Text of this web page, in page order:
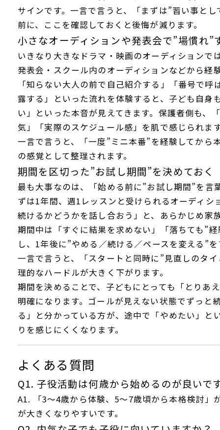
サインです。一言で言うと、「まずは”習い事と
前に、ここを確認しておくと後悔が減ります。
小さなオーディションや発表会で”場慣れ”
いきなり大きなドラマ・映画のオーディションで
発表会・スクール内のオーディションなどから経
「知らない大人の前で自己紹介する」「番号で
露する」といった流れを体験すると、子ども自身
い」といった本音が見えてきます。保護者側も、
気」「実際のスケジュール感」を肌で感じられま
一言で言うと、「一度”ミニ本番”を経験してから
の感覚として整理されます。
期間を区切った”お試し期間”を決めておく
最も大事なのは、「始める前に”お試し期間”を言
ずは1年間、週1レッスンと受けられるオーディ
続けるかどうかを話し合おう」と、あらかじめ家
期間中は「すぐに結果を求めない」「落ちても”
し、1年後に”やめる／続ける／ペースを変える”
一言で言うと、「スタートと同時に”見直しのタ
理的なハードルが大きく下がります。
期間を決めることで、子どもにとっても「とりあ
明確になります。ゴールが見えない状態でずっと
る」と分かっている方が、途中で「やめたい」と
りを感じにくくなります。
よくある質問
Q1. 子役活動は何歳から始めるのが良いで
A1. 「3〜4歳から体験、5〜7歳頃から本格検討」
が大きくなりやすいです。